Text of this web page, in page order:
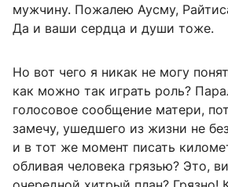
мужчину. Пожалею Аусму,
Да и ваши сердца и души тоже.
Но вот чего я никак не могу
как можно так играть роль?
голосовое сообщение матери,
замечу, ушедшего из жизни не
и в тот же момент писать
обливая человека грязью? Это,